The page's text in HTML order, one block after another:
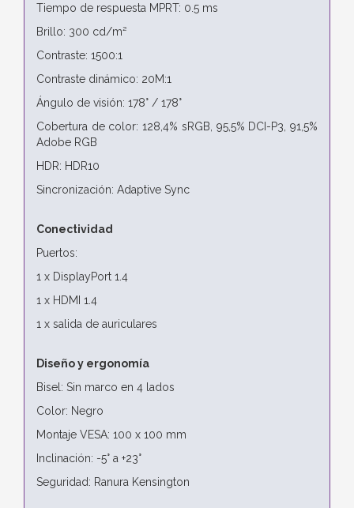
Tiempo de respuesta MPRT: 0.5 ms
Brillo: 300 cd/m²
Contraste: 1500:1
Contraste dinámico: 20M:1
Ángulo de visión: 178° / 178°
Cobertura de color: 128,4% sRGB, 95,5% DCI-P3, 91,5%
Adobe RGB
HDR: HDR10
Sincronización: Adaptive Sync
Conectividad
Puertos:
1 x DisplayPort 1.4
1 x HDMI 1.4
1 x salida de auriculares
Diseño y ergonomía
Bisel: Sin marco en 4 lados
Color: Negro
Montaje VESA: 100 x 100 mm
Inclinación: -5° a +23°
Seguridad: Ranura Kensington